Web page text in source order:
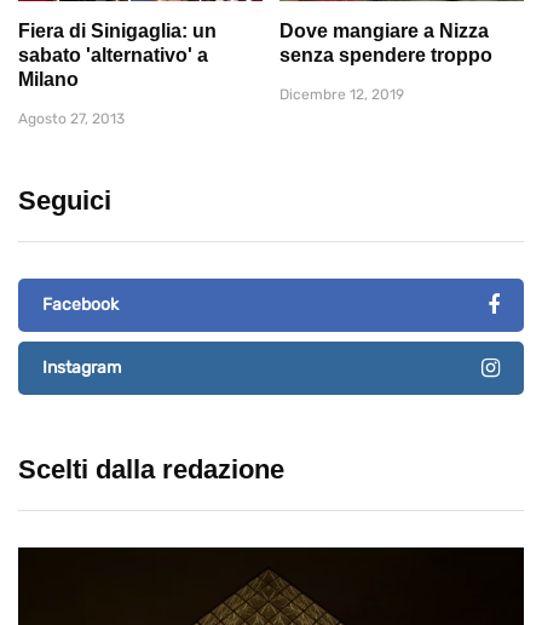
Fiera di Sinigaglia: un
sabato 'alternativo' a
Milano
Agosto 27, 2013
Dove mangiare a Nizza
senza spendere troppo
Dicembre 12, 2019
Seguici
Facebook
Instagram
Scelti dalla redazione